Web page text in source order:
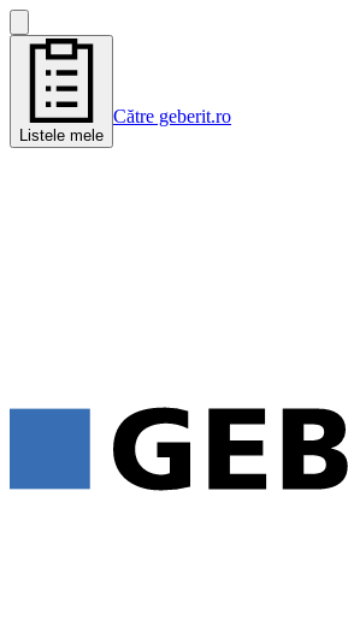
Listele mele
Către geberit.ro